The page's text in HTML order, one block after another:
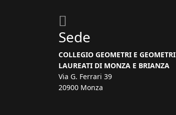
Sede
COLLEGIO GEOMETRI E GEOMETRI
LAUREATI DI MONZA E BRIANZA
Via G. Ferrari 39
20900 Monza